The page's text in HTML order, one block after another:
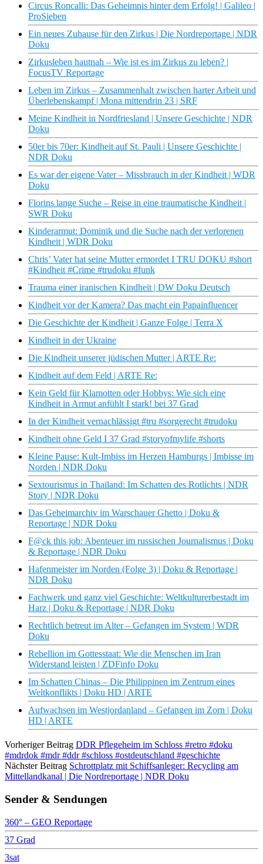
Circus Roncalli: Das Geheimnis hinter dem Erfolg! | Galileo |
ProSieben
Ein neues Zuhause für den Zirkus | Die Nordreportage | NDR
Doku
Zirkusleben hautnah – Wie ist es im Zirkus zu leben? |
FocusTV Reportage
Leben im Zirkus – Zusammenhalt zwischen harter Arbeit und
Überlebenskampf | Mona mittendrin 23 | SRF
Meine Kindheit in Nordfriesland | Unsere Geschichte | NDR
Doku
50er bis 70er: Kindheit auf St. Pauli | Unsere Geschichte |
NDR Doku
Es war der eigene Vater – Missbrauch in der Kindheit | WDR
Doku
Florins lange Suche – Reise in eine traumatische Kindheit |
SWR Doku
Kinderarmut: Dominik und die Suche nach der verlorenen
Kindheit | WDR Doku
Chris’ Vater hat seine Mutter ermordet I TRU DOKU #short
#Kindheit #Crime #trudoku #funk
Trauma einer iranischen Kindheit | DW Doku Deutsch
Kindheit vor der Kamera? Das macht ein Papainfluencer
Die Geschichte der Kindheit | Ganze Folge | Terra X
Kindheit in der Ukraine
Die Kindheit unserer jüdischen Mutter | ARTE Re:
Kindheit auf dem Feld | ARTE Re:
Kein Geld für Klamotten oder Hobbys: Wie sich eine
Kindheit in Armut anfühlt I stark! bei 37 Grad
In der Kindheit vernachlässigt #tru #sorgerecht #trudoku
Kindheit ohne Geld I 37 Grad #storyofmylife #shorts
Kleine Pause: Kult-Imbiss im Herzen Hamburgs | Imbisse im
Norden | NDR Doku
Sextourismus in Thailand: Im Schatten des Rotlichts | NDR
Story | NDR Doku
Das Geheimarchiv im Warschauer Ghetto | Doku &
Reportage | NDR Doku
F@ck this job: Abenteuer im russischen Journalismus | Doku
& Reportage | NDR Doku
Hafenmeister im Norden (Folge 3) | Doku & Reportage |
NDR Doku
Fachwerk und ganz viel Geschichte: Weltkulturerbestadt im
Harz | Doku & Reportage | NDR Doku
Rechtlich betreut im Alter – Gefangen im System | WDR
Doku
Rebellion im Gottesstaat: Wie die Menschen im Iran
Widerstand leisten | ZDFinfo Doku
Im Schatten Chinas – Die Philippinen im Zentrum eines
Weltkonflikts | Doku HD | ARTE
Aufwachsen im Westjordanland – Gefangen im Zorn | Doku
HD | ARTE
Vorheriger Beitrag DDR Pflegeheim im Schloss #retro #doku
#mdrdok #mdr #ddr #schloss #ostdeutschland #geschichte
Nächster Beitrag Schrottplatz mit Schiffsanleger: Recycling am
Mittellandkanal | Die Nordreportage | NDR Doku
Sender & Sendungen
360° – GEO Reportage
37 Grad
3sat